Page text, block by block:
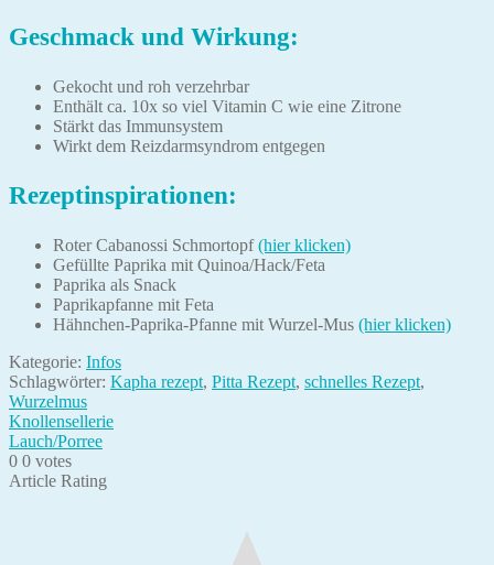
Geschmack und Wirkung:
Gekocht und roh verzehrbar
Enthält ca. 10x so viel Vitamin C wie eine Zitrone
Stärkt das Immunsystem
Wirkt dem Reizdarmsyndrom entgegen
Rezeptinspirationen:
Roter Cabanossi Schmortopf(hier klicken)
Gefüllte Paprika mit Quinoa/Hack/Feta
Paprika als Snack
Paprikapfanne mit Feta
Hähnchen-Paprika-Pfanne mit Wurzel-Mus (hier klicken)
Kategorie: Infos
Schlagwörter: Kapha rezept, Pitta Rezept, schnelles Rezept,
Wurzelmus
Beitragsnavigation
Vorheriger
Beitrag:
Knollensellerie
Nächster
Beitrag:
Lauch/Porree
0 0 votes
Article Rating